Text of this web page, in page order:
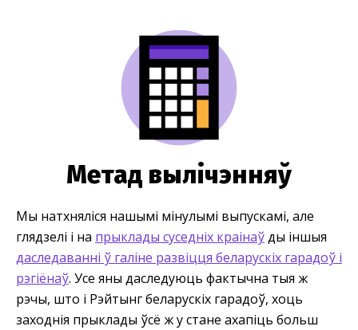
Метад вылічэнняў
Мы натхняліся нашымі мінулымі выпускамі, але
глядзелі і на прыклады суседніх краінаўды іншыя
даследаванні ў галіне развіцця беларускіх гарадоў і
рэгіёнаў. Усе яны даследуюць фактычна тыя ж
рэчы, што і Рэйтынг беларускіх гарадоў, хоць
заходнія прыклады ўсё ж у стане ахапіць больш